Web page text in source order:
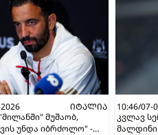
ᲘᲢᲐᲚᲘᲐ
მუშაობ,
უნდა იბრძოლო" -
10:46/07-
კვლავ